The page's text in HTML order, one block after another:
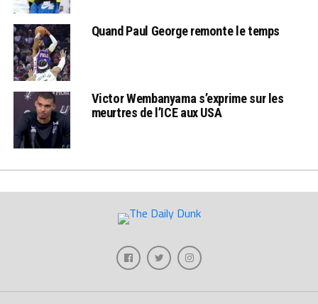
Quand Paul George remonte le temps
Victor Wembanyama s’exprime sur les
meurtres de l’ICE aux USA